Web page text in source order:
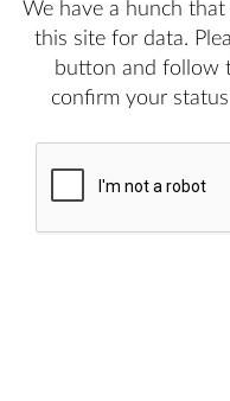
We have a hunch
this site for data.
button and follow
confirm your